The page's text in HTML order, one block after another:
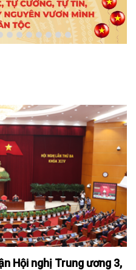
Hội nghị Trung ương 3,